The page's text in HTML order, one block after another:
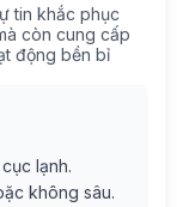
tin khắc phục
còn cung cấp
động bền bỉ
lạnh.
không sâu.